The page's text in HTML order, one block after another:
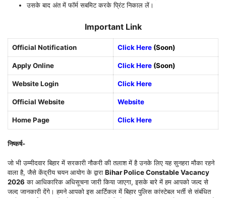
उसके बाद अंत में फॉर्म सबमिट करके प्रिंट निकाल लें।
Important Link
Official Notification Click Here (Soon)
Apply Online Click Here (Soon)
Website Login Click Here
Official Website Website
Home Page Click Here
निष्कर्ष-
जो भी उम्मीदवार बिहार में सरकारी नौकरी की तलाश में है उनके लिए यह सुनहरा मौका रहने
वाला है, जैसे केंद्रीय चयन आयोग के द्वारा Bihar Police Constable Vacancy
2026 का आधिकारिक अधिसूचना जारी किया जाएगा, इसके बारे में हम आपको जल्द से
जल्द जानकारी देंगे। हमने आपको इस आर्टिकल में बिहार पुलिस कांस्टेबल भर्ती से संबंधित